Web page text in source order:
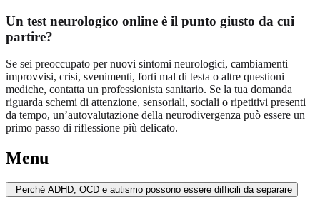
Un test neurologico online è il punto giusto da cui
partire?
Se sei preoccupato per nuovi sintomi neurologici, cambiamenti
improvvisi, crisi, svenimenti, forti mal di testa o altre questioni
mediche, contatta un professionista sanitario. Se la tua domanda
riguarda schemi di attenzione, sensoriali, sociali o ripetitivi presenti
da tempo, un’autovalutazione della neurodivergenza può essere un
primo passo di riflessione più delicato.
Menu
Perché ADHD, OCD e autismo possono essere difficili da separare